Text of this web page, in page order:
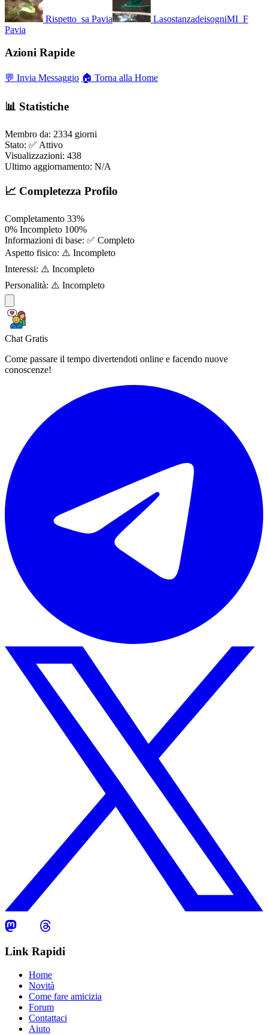
Rispetto_sa Pavia
LasostanzadeisogniMI_F
Pavia
Azioni Rapide
💬 Invia Messaggio 🏠 Torna alla Home
📊 Statistiche
Membro da: 2334 giorni
Stato: ✅ Attivo
Visualizzazioni: 438
Ultimo aggiornamento: N/A
📈 Completezza Profilo
Completamento 33%
0% Incompleto 100%
Informazioni di base: ✅ Completo
Aspetto fisico: ⚠️ Incompleto
Interessi: ⚠️ Incompleto
Personalità: ⚠️ Incompleto
Chat Gratis
Come passare il tempo divertendoti online e facendo nuove
conoscenze!
Link Rapidi
Home
Novità
Come fare amicizia
Forum
Contattaci
Aiuto